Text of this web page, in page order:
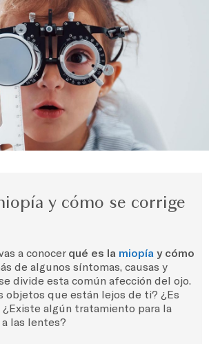
y cómo se corrige
a conocer qué es la miopía y cómo
de algunos síntomas, causas y
divide esta común afección del ojo.
objetos que están lejos de ti? ¿Es
¿Existe algún tratamiento para la
las lentes?